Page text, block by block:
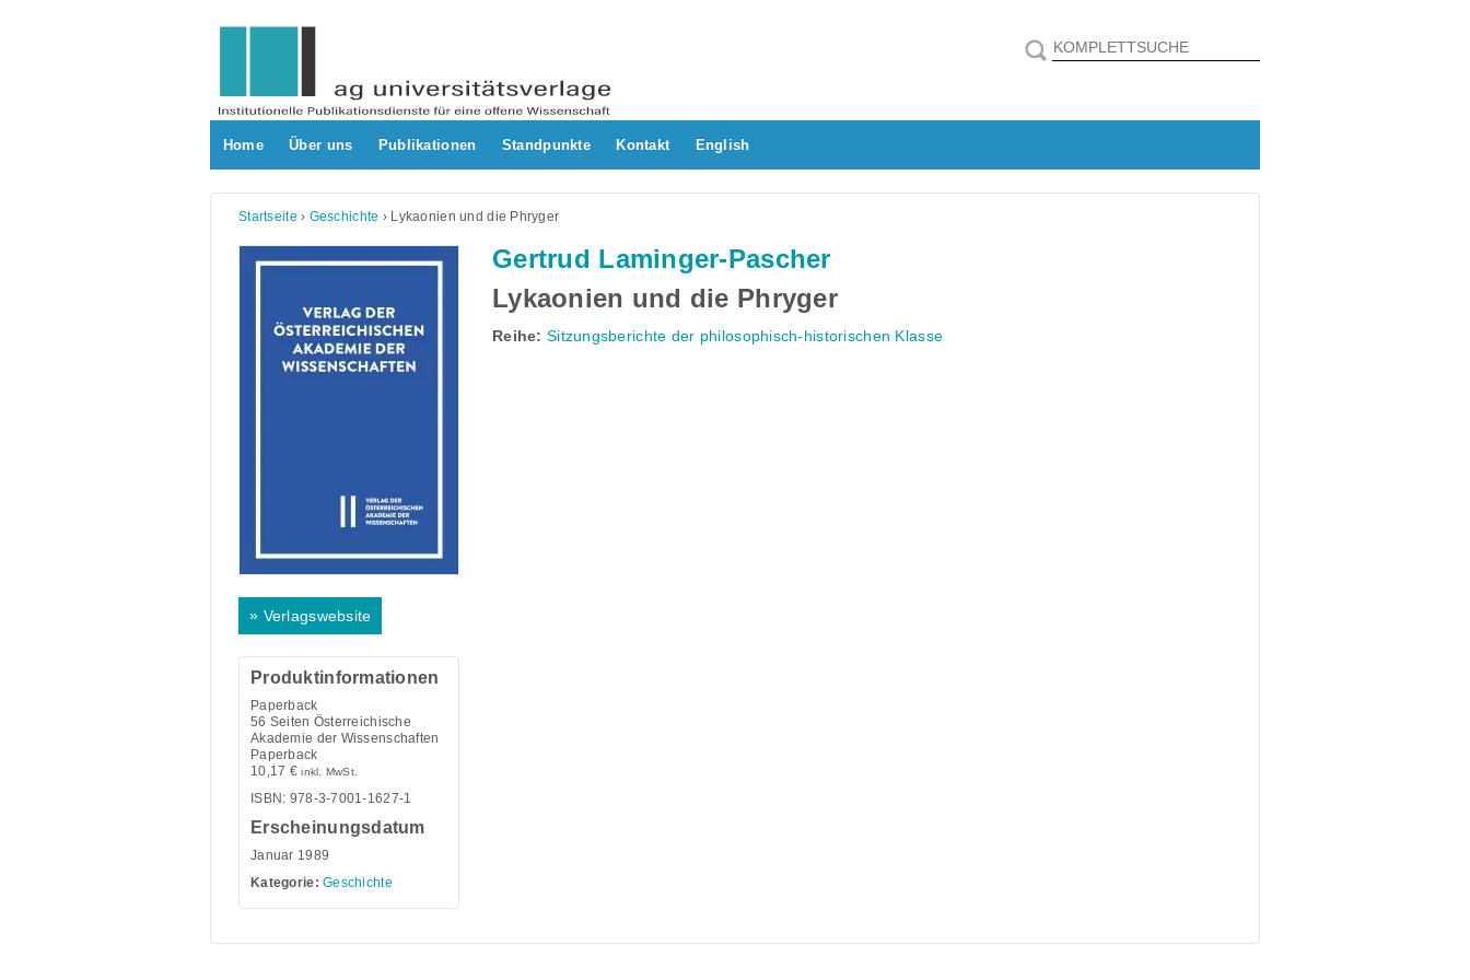
Home Über uns Publikationen Standpunkte Kontakt English
Startseite › Geschichte › Lykaonien und die Phryger
Gertrud Laminger-Pascher
Lykaonien und die Phryger
Reihe: Sitzungsberichte der philosophisch-historischen Klasse
» Verlagswebsite
Produktinformationen
Paperback
56 Seiten Österreichische
Akademie der Wissenschaften
Paperback
10,17 € inkl. MwSt.
ISBN: 978-3-7001-1627-1
Erscheinungsdatum
Januar 1989
Kategorie: Geschichte